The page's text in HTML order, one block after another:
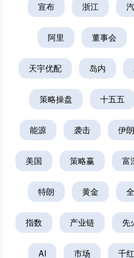
宣布 浙江
阿里 董事会
天宇优配 岛内
策略操盘 十五五
能源 袭击 伊朗
美国 策略赢 富
特朗 黄金
指数 产业链 先
AI 市场 千